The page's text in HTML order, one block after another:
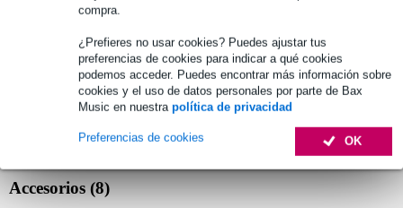
compra.
¿Prefieres no usar cookies? Puedes ajustar tus
preferencias de cookies para indicar a qué cookies
podemos acceder. Puedes encontrar más información sobre
cookies y el uso de datos personales por parte de Bax
Music en nuestra política de privacidad
OK
Preferencias de cookies
Accesorios (8)